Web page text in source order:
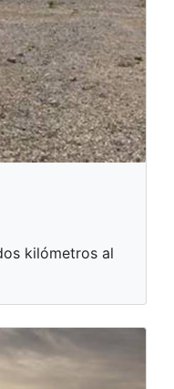
kilómetros al